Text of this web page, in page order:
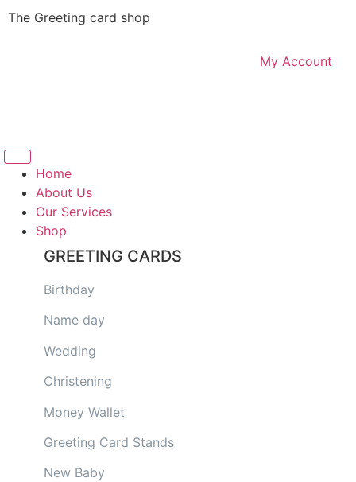
The Greeting card shop
My Account
Home
About Us
Our Services
Shop
GREETING CARDS
Birthday
Name day
Wedding
Christening
Money Wallet
Greeting Card Stands
New Baby